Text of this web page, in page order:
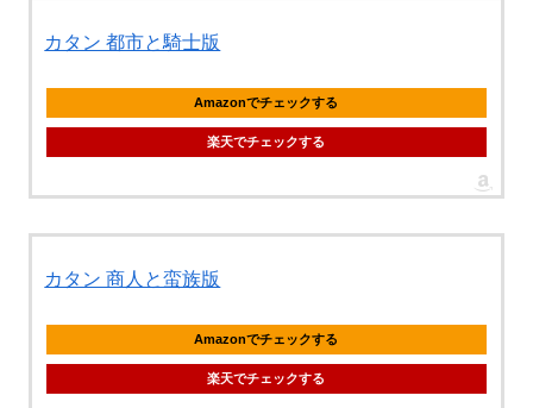
カタン 都市と騎士版
Amazonでチェックする
楽天でチェックする
カタン 商人と蛮族版
Amazonでチェックする
楽天でチェックする